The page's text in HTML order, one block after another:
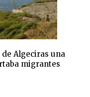
Algeciras una
migrantes